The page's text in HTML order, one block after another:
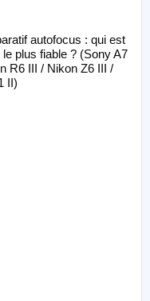
autofocus : qui est
plus fiable ? (Sony A7
R6 III / Nikon Z6 III /
II)